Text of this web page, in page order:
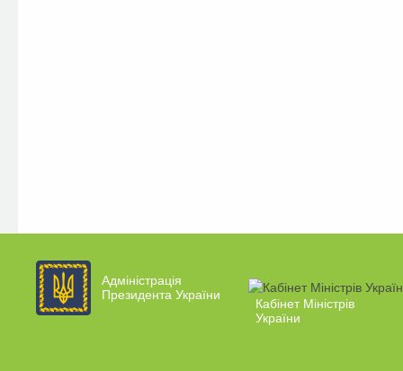
Адміністрація
Президента України
Кабінет Міністрів
України